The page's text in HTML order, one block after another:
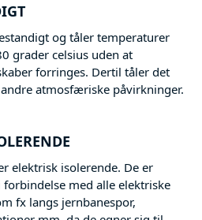
og tåler temperaturer
grader celsius uden at
forringes. Dertil tåler det
atmosfæriske påvirkninger.
elektrisk isolerende. De er
med alle elektriske
fx langs jernbanespor,